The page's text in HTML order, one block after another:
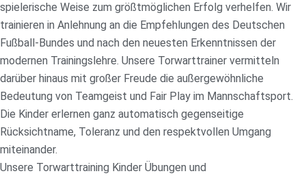
spielerische Weise zum größtmöglichen Erfolg verhelfen. Wir
trainieren in Anlehnung an die Empfehlungen des Deutschen
Fußball-Bundes und nach den neuesten Erkenntnissen der
modernen Trainingslehre. Unsere Torwarttrainer vermitteln
darüber hinaus mit großer Freude die außergewöhnliche
Bedeutung von Teamgeist und Fair Play im Mannschaftsport.
Die Kinder erlernen ganz automatisch gegenseitige
Rücksichtname, Toleranz und den respektvollen Umgang
miteinander.
Unsere Torwarttraining Kinder Übungen und